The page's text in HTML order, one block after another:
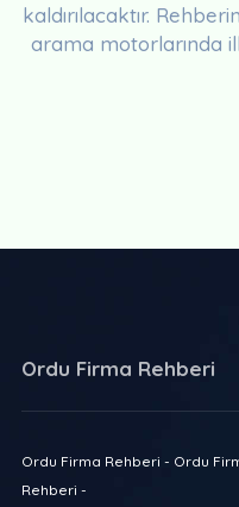
kaldırılacaktır.
arama motorlarında
Ordu Firma Rehberi
Ordu Firma Rehberi - Ordu
Rehberi -